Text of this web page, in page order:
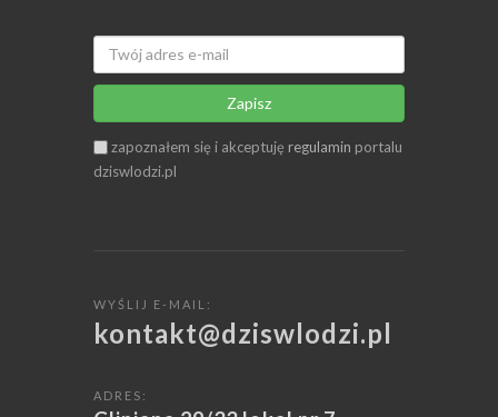
Zapisz
zapoznałem się i akceptuję regulamin portalu
dziswlodzi.pl
WYŚLIJ E-MAIL:
kontakt@dziswlodzi.pl
ADRES: